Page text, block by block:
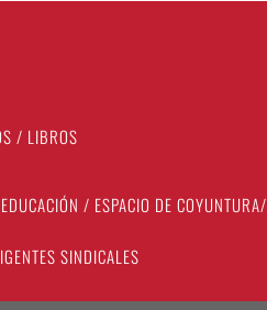
/ LIBROS
/ ESPACIO DE COYUNTURA/
SINDICALES